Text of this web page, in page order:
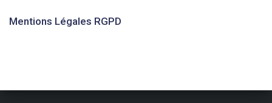
Mentions Légales RGPD